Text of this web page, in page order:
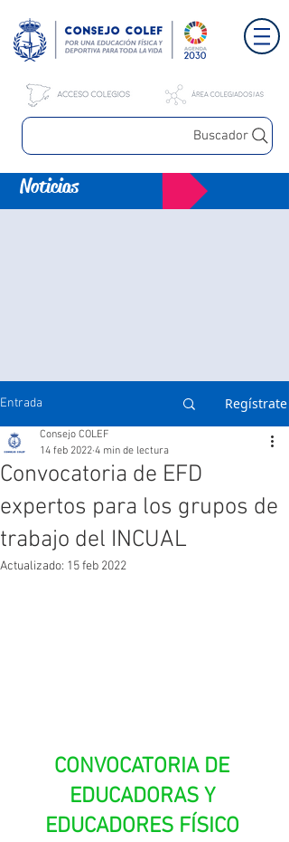
Buscador
Noticias
Entrada Regístrate
Convocatoria de EFD
expertos para los grupos de
trabajo del INCUAL
Consejo COLEF
14 feb 2022 4 min de lectura
Actualizado: 15 feb 2022
CONVOCATORIA DE
EDUCADORAS Y
EDUCADORES FÍSICO